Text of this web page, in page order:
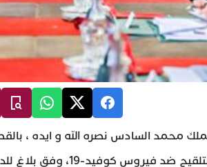
محمد السادس نصره الله و ايده ،
ضد فيروس كوفيد-19، وفق بلاغ للديوان .